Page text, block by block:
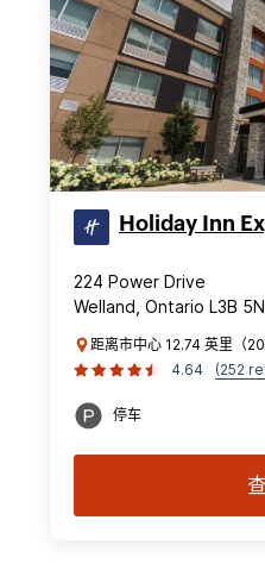
Holiday Inn
224 Power Drive
Welland, Ontario L3B
距离市中心 12.74 英里（
4.64
(252
停车